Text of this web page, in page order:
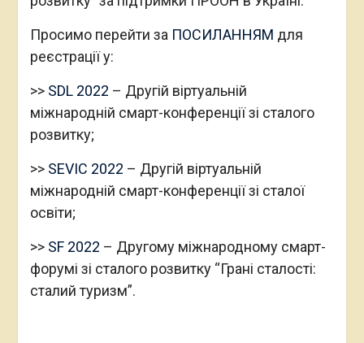
1) різного роду події розпорошено протягом
року, долаючи виснажливість і
2) заходи Конференції проводяться в
післяобідній та ранньовечірній час
Канаді);
3) заходи Конференції мають доволі помірну
ПЕРЕВАГИ УЧАСТІ:
1) рух у ногу зі світом, який постійно